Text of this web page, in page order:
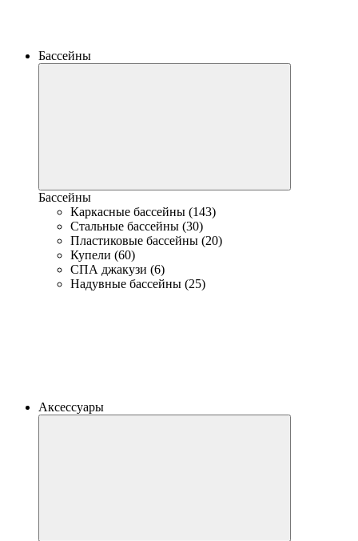
Бассейны
Бассейны
Каркасные бассейны (143)
Стальные бассейны (30)
Пластиковые бассейны (20)
Купели (60)
СПА джакузи (6)
Надувные бассейны (25)
Аксессуары